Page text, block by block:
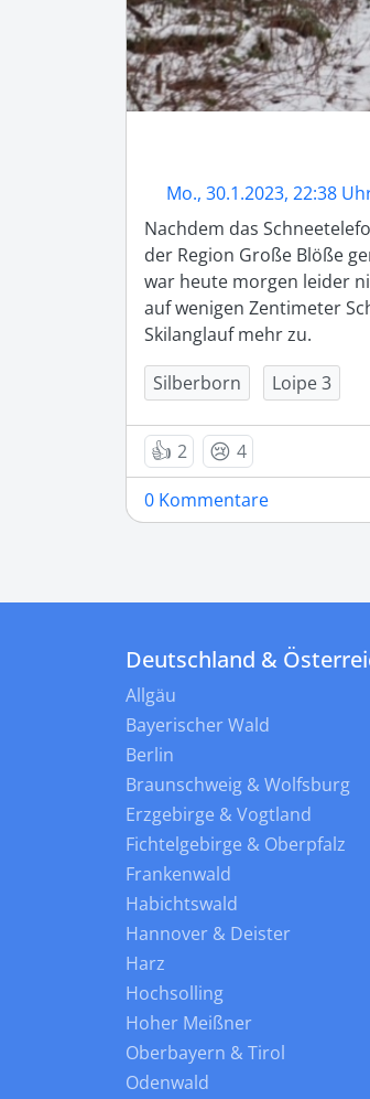
Mo., 30.1.2023, 22:38
Nachdem das
der Region Große Blöße
war heute morgen leider
auf wenigen Zentimeter
Skilanglauf mehr zu.
Silberborn
Loipe 3
👍 2 😢 4
0 Kommentare
Deutschland &
Allgäu
Bayerischer Wald
Berlin
Braunschweig & Wolfsburg
Erzgebirge & Vogtland
Fichtelgebirge & Oberpfalz
Frankenwald
Habichtswald
Hannover & Deister
Harz
Hochsolling
Hoher Meißner
Oberbayern & Tirol
Odenwald